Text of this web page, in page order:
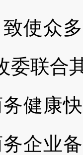
使众
委联合
健康
企业